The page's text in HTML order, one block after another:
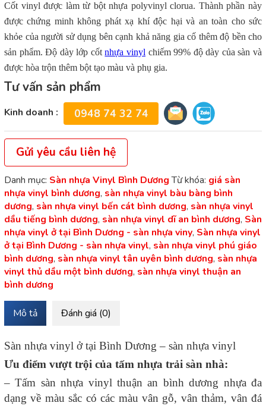
Cốt vinyl được làm từ bột nhựa polyvinyl clorua. Thành phần này
được chứng minh không phát xạ khí độc hại và an toàn cho sức
khỏe của người sử dụng bên cạnh khả năng gia cố thêm độ bền cho
sản phẩm. Độ dày lớp cốtnhựa vinyl chiếm 99% độ dày của sàn và
được hòa trộn thêm bột tạo màu và phụ gia.
Tư vấn sản phẩm
Kinh doanh : 0948 74 32 74
Gửi yêu cầu liên hệ
Danh mục: Sàn nhựa Vinyl Bình Dương Từ khóa: giá sàn
nhựa vinyl bình dương, sàn nhựa vinyl bàu bàng bình
dương, sàn nhựa vinyl bến cát bình dương, sàn nhựa vinyl
dầu tiếng bình dương, sàn nhựa vinyl dĩ an bình dương, Sàn
nhựa vinyl ở tại Bình Dương - sàn nhựa viny, Sàn nhựa vinyl
ở tại Bình Dương - sàn nhựa vinyl, sàn nhựa vinyl phú giáo
bình dương, sàn nhựa vinyl tân uyên bình dương, sàn nhựa
vinyl thủ dầu một bình dương, sàn nhựa vinyl thuận an
bình dương
Mô tả Đánh giá (0)
Sàn nhựa vinyl ở tại Bình Dương – sàn nhựa vinyl
Ưu điểm vượt trội của tấm nhựa trải sàn nhà:
– Tấm sàn nhựa vinyl thuận an bình dương nhựa đa
dạng về màu sắc có các màu vân gỗ, vân thảm, vân đá